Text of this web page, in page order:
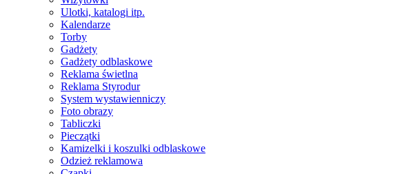
Ulotki, katalogi itp.
Kalendarze
Torby
Gadżety
Gadżety odblaskowe
Reklama świetlna
Reklama Styrodur
System wystawienniczy
Foto obrazy
Tabliczki
Pieczątki
Kamizelki i koszulki odblaskowe
Odzież reklamowa